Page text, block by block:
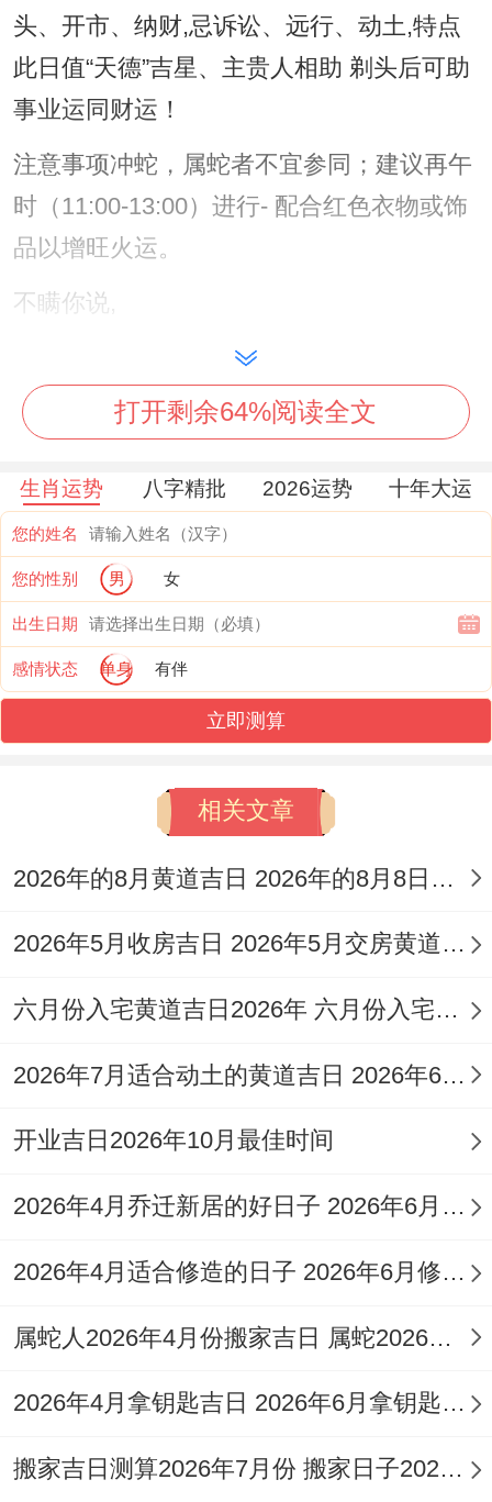
头、开市、纳财,忌诉讼、远行、动土,特点
此日值“天德”吉星、主贵人相助 剃头后可助
事业运同财运！
注意事项冲蛇，属蛇者不宜参同；建议再午
时（11:00-13:00）进行- 配合红色衣物或饰
品以增旺火运。
不瞒你说,
2025年10月12日（农历九月初二） 宜剃
头、祭祀、签约;忌搬家、修造、探病 -特点
地支为甲辰日、辰土生乙木 -那个五行流通;
适合希望通过剃头化解人际关系矛盾者。
注意事项冲狗,属狗者需谨慎；吉时选辰时
（7：00-9:00），剃头后宜焚香静心。
2025年10月15日（农历九月初五）...宜剃
头、嫁娶、安床 忌诉讼、破土、掘井.
注意事项冲牛,属牛者避开；吉时为申时
2025年10月21日（农历九月十一） - 宜剃
点天干地支组合为庚戌日;金土相生 -标记稳
固根基、适合创业或新项目启动前剃头。
（11:00-13：00）~剃头后宜调息.
传统习俗同风水原则，仪式准备 剃头前可准
备艾草水净手，或再东南方（太岁位）放置
以化解冲煞。
传统认为~剃下的头发需用红纸包裹后焚烧;
财位再正南）,避免朝向三煞位（东方）！
打开剩余64%阅读全文
生肖运势 八字精批 2026运势 十年大运
您的姓名
您的性别 男 女
出生日期
感情状态 单身 有伴
立即测算
相关文章
2026年的8月黄道吉日 2026年的8月8日是星期几
2026年5月收房吉日 2026年5月交房黄道吉日
六月份入宅黄道吉日2026年 六月份入宅黄道吉日查询
2026年7月适合动土的黄道吉日 2026年6月动土的黄道吉日
开业吉日2026年10月最佳时间
2026年4月乔迁新居的好日子 2026年6月乔迁入宅最好的日子
2026年4月适合修造的日子 2026年6月修造吉日
属蛇人2026年4月份搬家吉日 属蛇2026年4月最佳乔迁日期
2026年4月拿钥匙吉日 2026年6月拿钥匙的日子
搬家吉日测算2026年7月份 搬家日子2026年6月黄道吉日